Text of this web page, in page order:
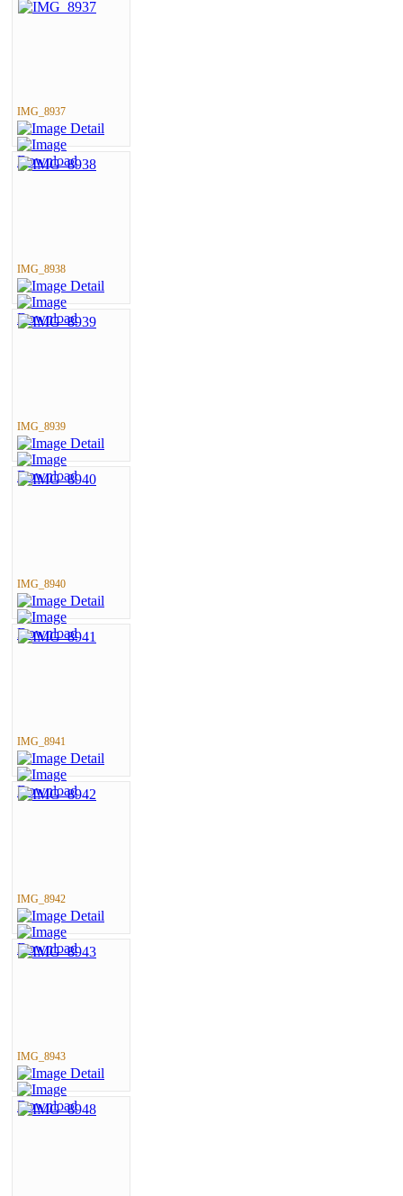
IMG_8937
IMG_8938
IMG_8939
IMG_8940
IMG_8941
IMG_8942
IMG_8943